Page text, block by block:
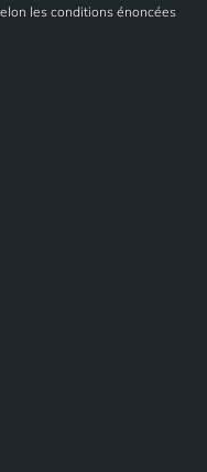
les conditions énoncées